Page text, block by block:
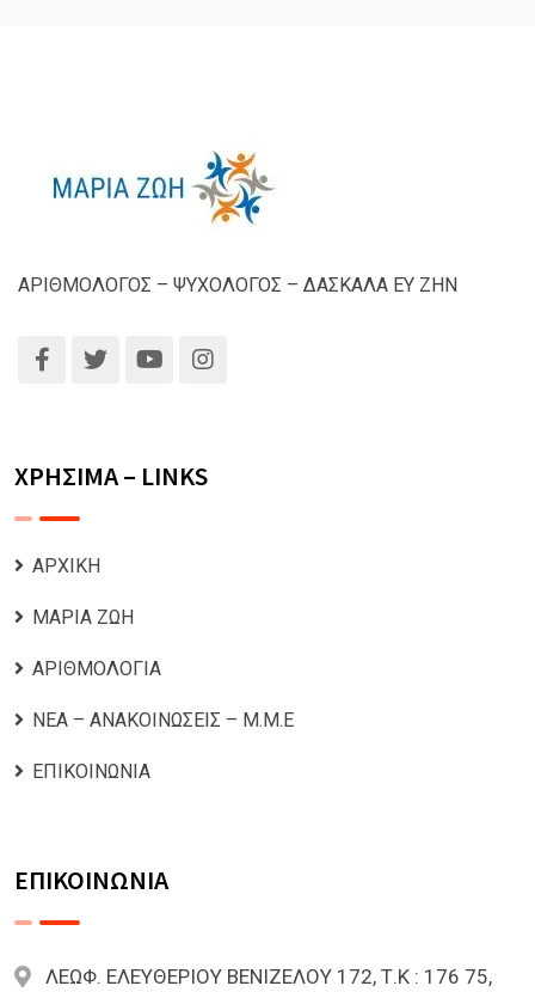
ΑΡΙΘΜΟΛΟΓΟΣ – ΨΥΧΟΛΟΓΟΣ – ΔΑΣΚΑΛΑ ΕΥ ΖΗΝ
ΧΡΗΣΙΜΑ – LINKS
ΑΡΧΙΚΗ
ΜΑΡΙΑ ΖΩΗ
ΑΡΙΘΜΟΛΟΓΙΑ
ΝΕΑ – ΑΝΑΚΟΙΝΩΣΕΙΣ – Μ.Μ.Ε
ΕΠΙΚΟΙΝΩΝΙΑ
ΕΠΙΚΟΙΝΩΝΙΑ
ΛΕΩΦ. ΕΛΕΥΘΕΡΙΟΥ ΒΕΝΙΖΕΛΟΥ 172, Τ.Κ : 176 75,